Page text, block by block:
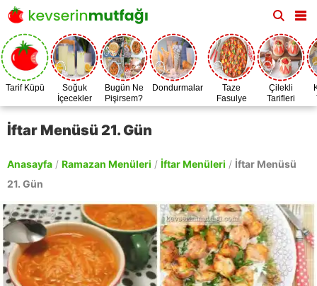
Tarif Küpü
Soğuk
İçecekler
Bugün Ne
Pişirsem?
Dondurmalar
Taze
Fasulye
Zamanı
Çilekli
Tarifleri
İftar Menüsü 21. Gün
Anasayfa / Ramazan Menüleri / İftar Menüleri / İftar Menüsü
21. Gün